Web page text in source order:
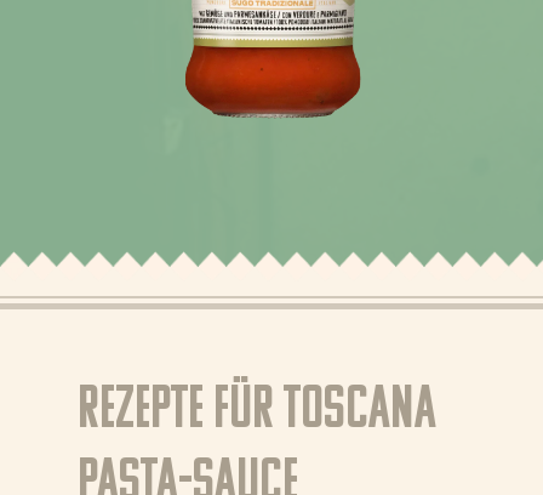
Rezepte für Toscana
Rezepte
Produkte
Über Bertolli